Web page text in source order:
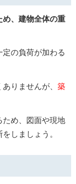
め、建物全体の重
の負荷が加わる
りませんが、 築
め、図面や現地
しましょう。